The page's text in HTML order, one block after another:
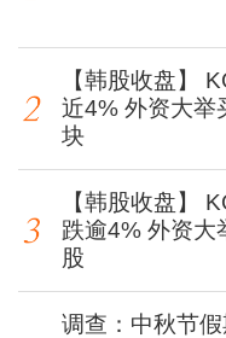
【韩股收盘】
近4% 外资大举
块
【韩股收盘】
跌逾4% 外资大
股
调查：中秋节